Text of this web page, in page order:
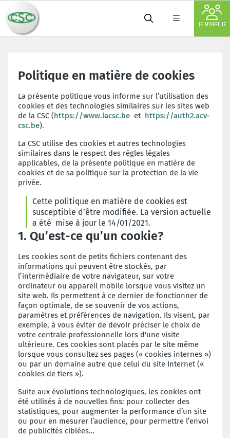
JE M'AFFILIE
Politique en matière de cookies
La présente politique vous informe sur l’utilisation des
cookies et des technologies similaires sur les sites web
de la CSC (https://www.lacsc.be et https://auth2.acv-
csc.be).
La CSC utilise des cookies et autres technologies
similaires dans le respect des règles légales
applicables, de la présente politique en matière de
cookies et de sa politique sur la protection de la vie
privée.
Cette politique en matière de cookies est
susceptible d’être modifiée. La version actuelle
a été mise à jour le 14/01/2021.
1. Qu’est-ce qu’un cookie?
Les cookies sont de petits fichiers contenant des
informations qui peuvent être stockés, par
l’intermédiaire de votre navigateur, sur votre
ordinateur ou appareil mobile lorsque vous visitez un
site web. Ils permettent à ce dernier de fonctionner de
façon optimale, de se souvenir de vos actions,
paramètres et préférences de navigation. Ils visent, par
exemple, à vous éviter de devoir préciser le choix de
votre centrale professionnelle lors d'une visite
ultérieure. Ces cookies sont placés par le site même
lorsque vous consultez ses pages (« cookies internes »)
ou par un domaine autre que celui du site Internet («
cookies de tiers »).
Suite aux évolutions technologiques, les cookies ont
été utilisés à de nouvelles fins: pour collecter des
statistiques, pour augmenter la performance d’un site
ou pour en mesurer l’audience, pour permettre l’envoi
de publicités ciblées…